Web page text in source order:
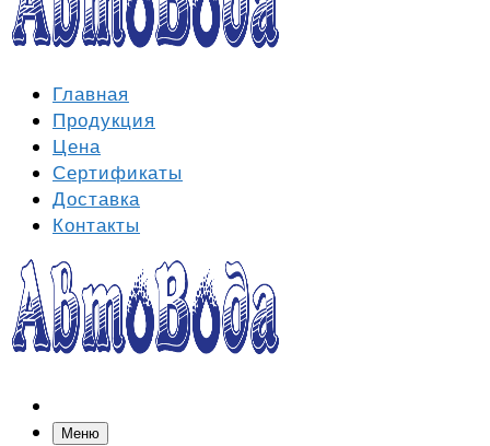
Главная
Продукция
Цена
Сертификаты
Доставка
Контакты
Меню